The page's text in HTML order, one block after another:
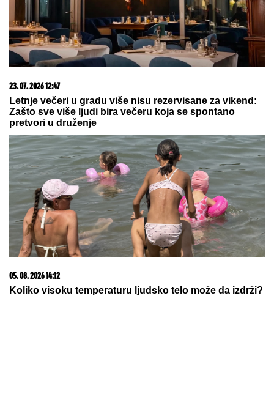
(FOTO) BELI LJILJANI I BELI
KOVČEG ZA UBIJENU LJUDMILU
Porodica ispratila Ruskinju koju je
ugušio turski državljanin u Borči:
Sveštenik držao opelo na Lešću
Mreže zapalila slika PREMRŠAVOG SINA DŽEJ LO:
"Ovo je EKSTREMNO. Da li uopšte bilo šta jede!?" -
a evo kako Maksimlijan zaista izgleda uživo, na
intelig